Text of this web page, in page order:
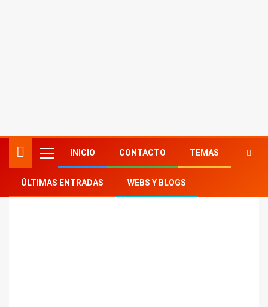
INICIO CONTACTO TEMAS
ÚLTIMAS ENTRADAS WEBS Y BLOGS